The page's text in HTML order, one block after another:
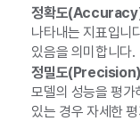
정확도
나타내는 지표입니
있음을 의미합니다.
정밀도
모델의 성능을 평가
있는 경우 자세한